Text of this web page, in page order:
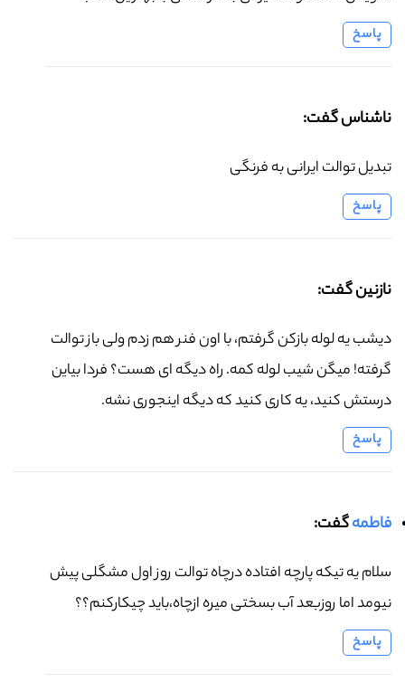
پاسخ
ناشناس گفت:
تبدیل توالت ایرانی به فرنگی
پاسخ
نازنین گفت:
دیشب یه لوله بازکن گرفتم، با اون فنر هم زدم ولی باز توالت
گرفته! میگن شیب لوله کمه. راه دیگه ای هست؟ فردا بیاین
درستش کنید، یه کاری کنید که دیگه اینجوری نشه.
پاسخ
فاطمهگفت:
سلام یه تیکه پارچه افتاده درچاه توالت روز اول مشگلی پیش
نیومد اما روزبعد آب بسختی میره ازچاه،باید چیکارکنم؟؟
پاسخ